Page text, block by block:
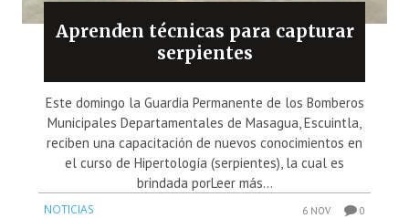
Aprenden técnicas para capturar
serpientes
Este domingo la Guardia Permanente de los Bomberos
Municipales Departamentales de Masagua, Escuintla,
reciben una capacitación de nuevos conocimientos en
el curso de Hipertología (serpientes), la cual es
brindada porLeer más...
NOTICIAS 6 NOV 0